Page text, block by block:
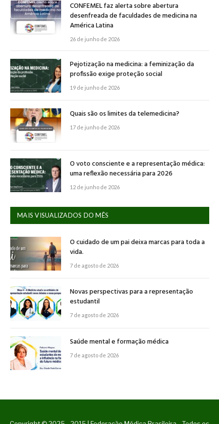
CONFEMEL faz alerta sobre abertura
desenfreada de faculdades de medicina na
América Latina
26 de junho de 2026
Pejotização na medicina: a feminização da
profissão exige proteção social
19 de junho de 2026
Quais são os limites da telemedicina?
17 de junho de 2026
O voto consciente e a representação médica:
uma reflexão necessária para 2026
12 de junho de 2026
MAIS VISUALIZADOS DO MÊS
O cuidado de um pai deixa marcas para toda a
vida.
7 de agosto de 2026
Novas perspectivas para a representação
estudantil
7 de agosto de 2026
Saúde mental e formação médica
7 de agosto de 2026